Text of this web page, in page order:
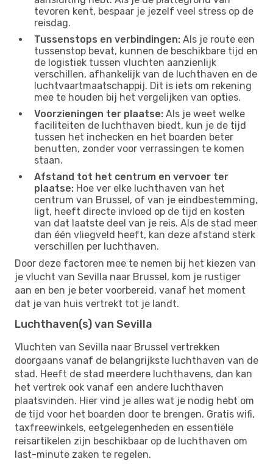
tevoren kent, bespaar je jezelf veel stress op de
reisdag.
Tussenstops en verbindingen: Als je route een
tussenstop bevat, kunnen de beschikbare tijd en
de logistiek tussen vluchten aanzienlijk
verschillen, afhankelijk van de luchthaven en de
luchtvaartmaatschappij. Dit is iets om rekening
mee te houden bij het vergelijken van opties.
Voorzieningen ter plaatse: Als je weet welke
faciliteiten de luchthaven biedt, kun je de tijd
tussen het inchecken en het boarden beter
benutten, zonder voor verrassingen te komen
staan.
Afstand tot het centrum en vervoer ter
plaatse: Hoe ver elke luchthaven van het
centrum van Brussel, of van je eindbestemming,
ligt, heeft directe invloed op de tijd en kosten
van dat laatste deel van je reis. Als de stad meer
dan één vliegveld heeft, kan deze afstand sterk
verschillen per luchthaven.
Door deze factoren mee te nemen bij het kiezen van
je vlucht van Sevilla naar Brussel, kom je rustiger
aan en ben je beter voorbereid, vanaf het moment
dat je van huis vertrekt tot je landt.
Luchthaven(s) van Sevilla
Vluchten van Sevilla naar Brussel vertrekken
doorgaans vanaf de belangrijkste luchthaven van de
stad. Heeft de stad meerdere luchthavens, dan kan
het vertrek ook vanaf een andere luchthaven
plaatsvinden. Hier vind je alles wat je nodig hebt om
de tijd voor het boarden door te brengen. Gratis wifi,
taxfreewinkels, eetgelegenheden en essentiële
reisartikelen zijn beschikbaar op de luchthaven om
last-minute zaken te regelen.